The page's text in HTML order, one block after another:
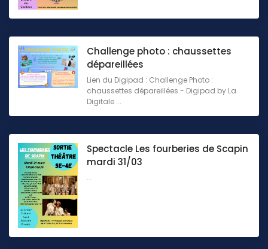
Challenge photo : chaussettes
dépareillées
Lien du Digipad : Challenge Photo :
chaussettes dépareillées - Digipad by La
Digitale ...
Spectacle Les fourberies de Scapin
mardi 31/03
...